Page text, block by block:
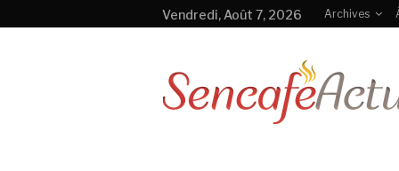
Vendredi, Août 7, 2026 Archives